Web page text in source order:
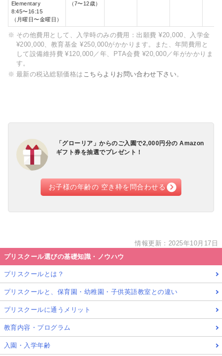
その他費用
体験レッス
ン・見学予
約
［要予約］
一般クラス
見学：
「キンダー」もしくは「エレメンタリー」に
体験レッスン：
キャンセル
ポリシー
お振込いただいた手数料・授業料等の返金は基
代表者名・
運営企業 株式会社ユナイテッドスクールオブトウキョウ
Elementary
8:45〜16:15
（月曜日〜金曜日）
（7〜12歳）
その他費用として、入学時のみの費用：出願費 ¥20,000、入学金
¥200,000、教育基金 ¥250,000がかかります。また、年間費用と
して設備維持費 ¥120,000／年、PTA会費 ¥20,000／年がかかりま
す。
最新の税込総額価格は こちらよりお問い合わせ下さい。
「グローリア」からのご入園で2,000円分の Amazon
ギフト券を抽選でプレゼント！
お子様の年齢の 空き枠を 問合わせる
情報更新：2025年10月17日
プリスクール選びの基礎知識・ノウハウ
プリスクールとは？
プリスクールと、保育園・幼稚園・子供英語教室との違い
プリスクールに通うメリット
教育内容・プログラム
入園・入学年齢